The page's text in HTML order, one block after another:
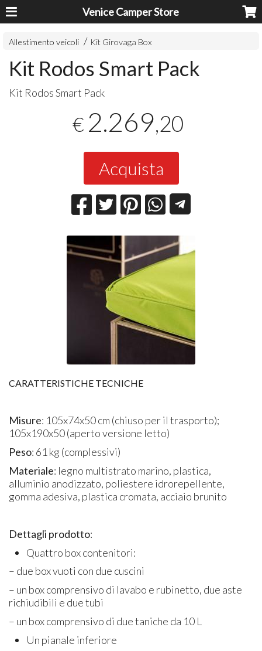
Venice Camper Store
Allestimento veicoli Kit Girovaga Box
Kit Rodos Smart Pack
Kit Rodos Smart Pack
€ 2.269,20
Acquista
CARATTERISTICHE TECNICHE
Misure: 105x74x50 cm (chiuso per il trasporto);
105x190x50 (aperto versione letto)
Peso: 61 kg (complessivi)
Materiale: legno multistrato marino, plastica,
alluminio anodizzato, poliestere idrorepellente,
gomma adesiva, plastica cromata, acciaio brunito
Dettagli prodotto:
Quattro box contenitori:
– due box vuoti con due cuscini
– un box comprensivo di lavabo e rubinetto, due aste
richiudibili e due tubi
– un box comprensivo di due taniche da 10 L
Un pianale inferiore